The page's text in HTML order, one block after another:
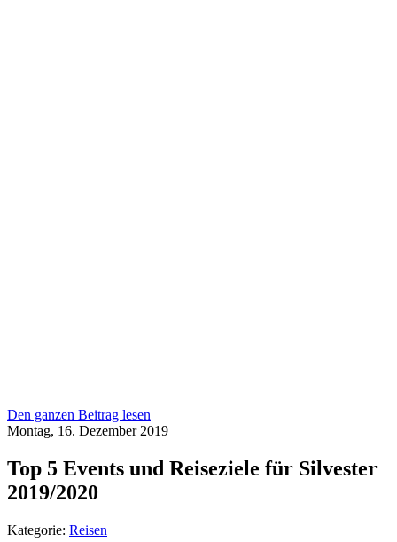
Den ganzen Beitrag lesen
Montag, 16. Dezember 2019
Top 5 Events und Reiseziele für Silvester
2019/2020
Kategorie: Reisen